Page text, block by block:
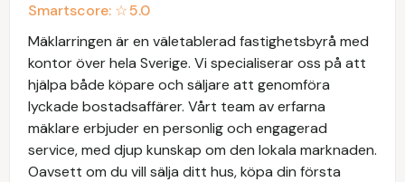
Smartscore: ☆5.0
Mäklarringen är en väletablerad fastighetsbyrå med
kontor över hela Sverige. Vi specialiserar oss på att
hjälpa både köpare och säljare att genomföra
lyckade bostadsaffärer. Vårt team av erfarna
mäklare erbjuder en personlig och engagerad
service, med djup kunskap om den lokala marknaden.
Oavsett om du vill sälja ditt hus, köpa din första